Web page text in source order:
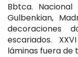
Bbtca.
Gulbenkian,
decoraciones
escariados.
láminas fuera de